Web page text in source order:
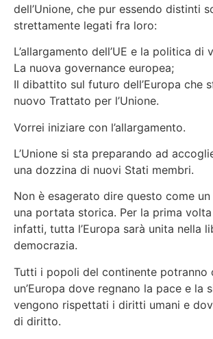
dell’Unione, che pur essendo distinti
strettamente legati fra loro:
L’allargamento dell’UE e la politica di
La nuova governance europea;
Il dibattito sul futuro dell’Europa che
nuovo Trattato per l’Unione.
Vorrei iniziare con l’allargamento.
L’Unione si sta preparando ad
una dozzina di nuovi Stati membri.
Non è esagerato dire questo come
una portata storica. Per la prima
infatti, tutta l’Europa sarà unita nella
democrazia.
Tutti i popoli del continente potranno
un’Europa dove regnano la pace e la
vengono rispettati i diritti umani e
di diritto.